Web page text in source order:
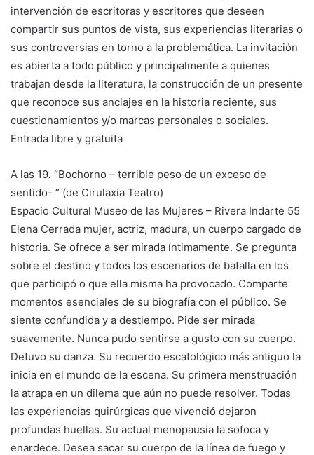
intervención de escritoras y escritores que deseen
compartir sus puntos de vista, sus experiencias literarias o
sus controversias en torno a la problemática. La invitación
es abierta a todo público y principalmente a quienes
trabajan desde la literatura, la construcción de un presente
que reconoce sus anclajes en la historia reciente, sus
cuestionamientos y/o marcas personales o sociales.
Entrada libre y gratuita
A las 19. “Bochorno – terrible peso de un exceso de
sentido- ” (de Cirulaxia Teatro)
Espacio Cultural Museo de las Mujeres – Rivera Indarte 55
Elena Cerrada mujer, actriz, madura, un cuerpo cargado de
historia. Se ofrece a ser mirada íntimamente. Se pregunta
sobre el destino y todos los escenarios de batalla en los
que participó o que ella misma ha provocado. Comparte
momentos esenciales de su biografía con el público. Se
siente confundida y a destiempo. Pide ser mirada
suavemente. Nunca pudo sentirse a gusto con su cuerpo.
Detuvo su danza. Su recuerdo escatológico más antiguo la
inicia en el mundo de la escena. Su primera menstruación
la atrapa en un dilema que aún no puede resolver. Todas
las experiencias quirúrgicas que vivenció dejaron
profundas huellas. Su actual menopausia la sofoca y
enardece. Desea sacar su cuerpo de la línea de fuego y